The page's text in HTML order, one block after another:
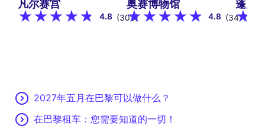
凡尔赛宫
4.8 (303)
奥赛博物馆
4.8 (347)
蓬皮
2027年五月在巴黎可以做什么？
在巴黎租车：您需要知道的一切！